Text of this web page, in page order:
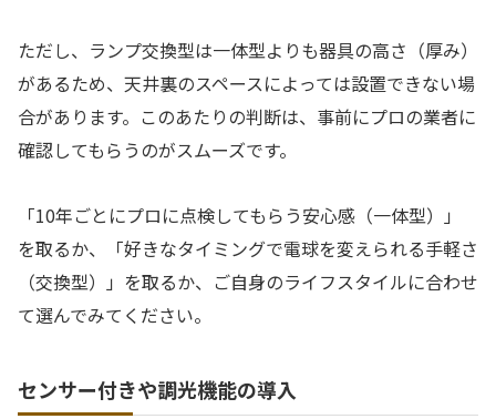
ただし、ランプ交換型は一体型よりも器具の高さ（厚み）
があるため、天井裏のスペースによっては設置できない場
合があります。このあたりの判断は、事前にプロの業者に
確認してもらうのがスムーズです。
「10年ごとにプロに点検してもらう安心感（一体型）」
を取るか、「好きなタイミングで電球を変えられる手軽さ
（交換型）」を取るか、ご自身のライフスタイルに合わせ
て選んでみてください。
センサー付きや調光機能の導入